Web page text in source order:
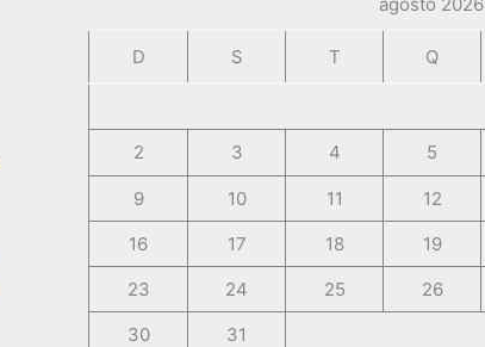
D S T Q
2
3 4 5
9 10 11 12
16
17 18 19
23
24 25 26
30
31